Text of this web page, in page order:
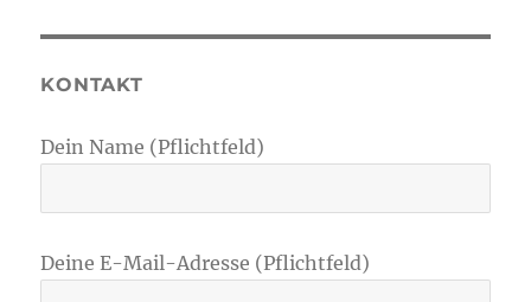
KONTAKT
Dein Name (Pflichtfeld)
Deine E-Mail-Adresse (Pflichtfeld)